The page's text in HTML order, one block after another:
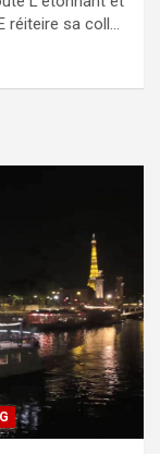
réiteire sa coll...